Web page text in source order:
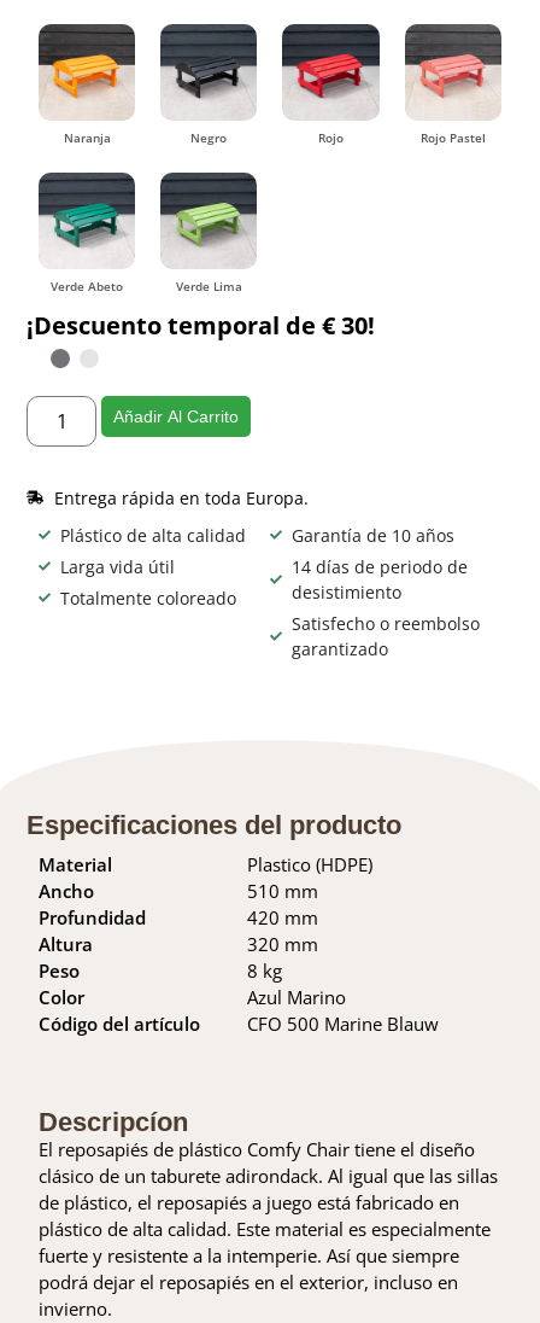
Naranja Negro Rojo Rojo Pastel
Verde Abeto Verde Lima
¡Descuento temporal de € 30!
Añadir Al Carrito
Entrega rápida en toda Europa.
Plástico de alta calidad
Larga vida útil
Totalmente coloreado
Garantía de 10 años
14 días de periodo de
desistimiento
Satisfecho o reembolso
garantizado
Especificaciones del producto
Material
Ancho
Profundidad
Altura
Peso
Color
Código del artículo
Plastico (HDPE)
510 mm
420 mm
320 mm
8 kg
Azul Marino
CFO 500 Marine Blauw
Descripcíon
El reposapiés de plástico Comfy Chair tiene el diseño
clásico de un taburete adirondack. Al igual que las sillas
de plástico, el reposapiés a juego está fabricado en
plástico de alta calidad. Este material es especialmente
fuerte y resistente a la intemperie. Así que siempre
podrá dejar el reposapiés en el exterior, incluso en
invierno.